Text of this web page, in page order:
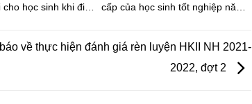
học sinh khi đi
cấp của học sinh tốt nghiệp năm
về thực hiện đánh giá rèn luyện HKII NH 2021-
2022, đợt 2